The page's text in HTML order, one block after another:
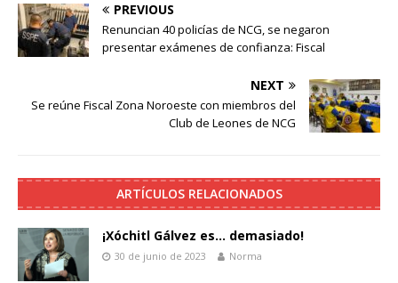
PREVIOUS
Renuncian 40 policías de NCG, se negaron
presentar exámenes de confianza: Fiscal
NEXT
Se reúne Fiscal Zona Noroeste con miembros del
Club de Leones de NCG
ARTÍCULOS RELACIONADOS
¡Xóchitl Gálvez es… demasiado!
30 de junio de 2023 Norma